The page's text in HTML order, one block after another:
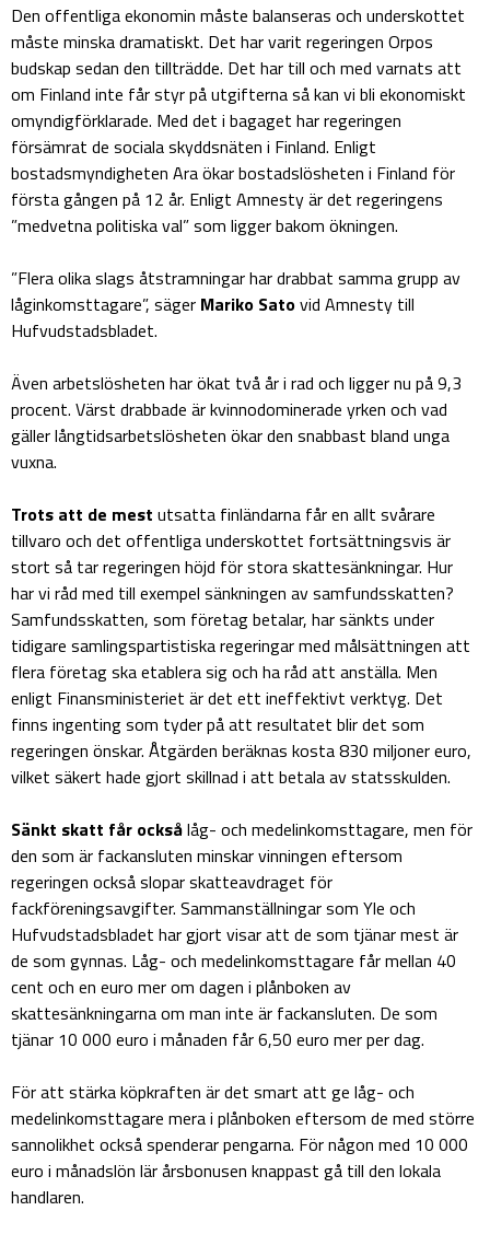
Den offentliga ekonomin måste balanseras och underskottet
måste minska dramatiskt. Det har varit regeringen Orpos
budskap sedan den tillträdde. Det har till och med varnats att
om Finland inte får styr på utgifterna så kan vi bli ekonomiskt
omyndigförklarade. Med det i bagaget har regeringen
försämrat de sociala skyddsnäten i Finland. Enligt
bostadsmyndigheten Ara ökar bostadslösheten i Finland för
första gången på 12 år. Enligt Amnesty är det regeringens
”medvetna politiska val” som ligger bakom ökningen.
”Flera olika slags åtstramningar har drabbat samma grupp av
låginkomsttagare”, säger Mariko Satovid Amnesty till
Hufvudstadsbladet.
Även arbetslösheten har ökat två år i rad och ligger nu på 9,3
procent. Värst drabbade är kvinnodominerade yrken och vad
gäller långtidsarbetslösheten ökar den snabbast bland unga
vuxna.
Trots att de mest utsatta finländarna får en allt svårare
tillvaro och det offentliga underskottet fortsättningsvis är
stort så tar regeringen höjd för stora skattesänkningar. Hur
har vi råd med till exempel sänkningen av samfundsskatten?
Samfundsskatten, som företag betalar, har sänkts under
tidigare samlingspartistiska regeringar med målsättningen att
flera företag ska etablera sig och ha råd att anställa. Men
enligt Finansministeriet är det ett ineffektivt verktyg. Det
finns ingenting som tyder på att resultatet blir det som
regeringen önskar. Åtgärden beräknas kosta 830 miljoner euro,
vilket säkert hade gjort skillnad i att betala av statsskulden.
Sänkt skatt får ocksålåg- och medelinkomsttagare, men för
den som är fackansluten minskar vinningen eftersom
regeringen också slopar skatteavdraget för
fackföreningsavgifter. Sammanställningar som Yle och
Hufvudstadsbladet har gjort visar att de som tjänar mest är
de som gynnas. Låg- och medelinkomsttagare får mellan 40
cent och en euro mer om dagen i plånboken av
skattesänkningarna om man inte är fackansluten. De som
tjänar 10 000 euro i månaden får 6,50 euro mer per dag.
För att stärka köpkraften är det smart att ge låg- och
medelinkomsttagare mera i plånboken eftersom de med större
sannolikhet också spenderar pengarna. För någon med 10 000
euro i månadslön lär årsbonusen knappast gå till den lokala
handlaren.